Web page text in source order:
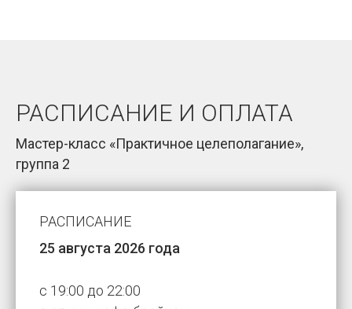
РАСПИСАНИЕ И ОПЛАТА
Мастер-класс «Практичное целеполагание»,
группа 2
РАСПИСАНИЕ
25 августа 2026 года
с 19:00 до 22:00